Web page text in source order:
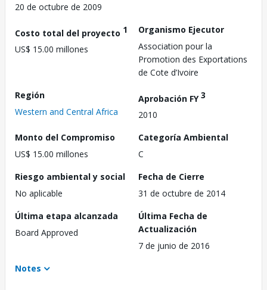
20 de octubre de 2009
Costo total del proyecto 1
US$ 15.00 millones
Organismo Ejecutor
Association pour la
Promotion des Exportations
de Cote d’Ivoire
Región
Western and Central Africa
Aprobación FY3
2010
Monto del Compromiso
US$ 15.00 millones
Categoría Ambiental
C
Riesgo ambiental y social
No aplicable
Fecha de Cierre
31 de octubre de 2014
Última etapa alcanzada
Board Approved
Última Fecha de
Actualización
7 de junio de 2016
Notes